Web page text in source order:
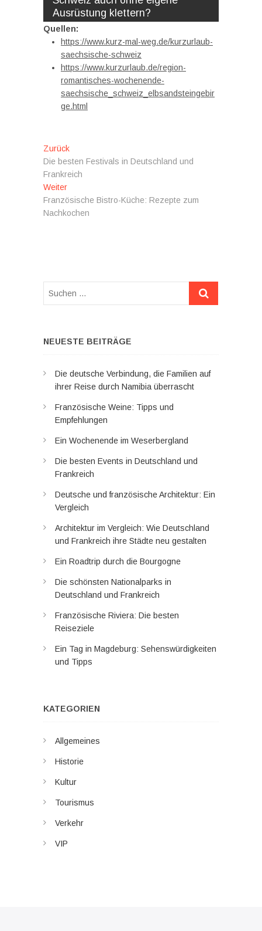
Ausrüstung klettern?
Quellen:
https://www.kurz-mal-weg.de/kurzurlaub-
saechsische-schweiz
https://www.kurzurlaub.de/region-
romantisches-wochenende-
saechsische_schweiz_elbsandsteingebir
ge.html
Beitragsnavigation
ZurückVorheriger
Beitrag:
Die besten Festivals in Deutschland und
Frankreich
WeiterNächster
Beitrag:
Französische Bistro-Küche: Rezepte zum
Nachkochen
Suchen
NEUESTE BEITRÄGE
Die deutsche Verbindung, die Familien auf
ihrer Reise durch Namibia überrascht
Französische Weine: Tipps und
Empfehlungen
Ein Wochenende im Weserbergland
Die besten Events in Deutschland und
Frankreich
Deutsche und französische Architektur: Ein
Vergleich
Architektur im Vergleich: Wie Deutschland
und Frankreich ihre Städte neu gestalten
Ein Roadtrip durch die Bourgogne
Die schönsten Nationalparks in
Deutschland und Frankreich
Französische Riviera: Die besten
Reiseziele
Ein Tag in Magdeburg: Sehenswürdigkeiten
und Tipps
KATEGORIEN
Allgemeines
Historie
Kultur
Tourismus
Verkehr
VIP